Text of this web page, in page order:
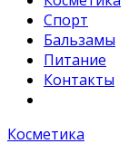
Спорт
Бальзамы
Питание
Контакты
Косметика